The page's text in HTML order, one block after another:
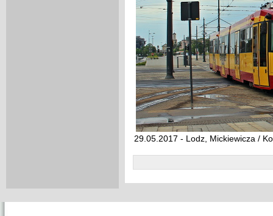
29.05.2017 - Lodz, Mickiewicza /